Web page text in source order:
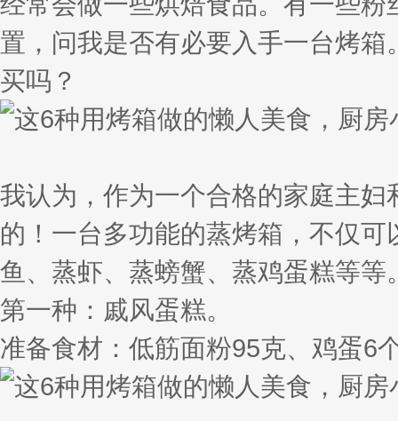
置，问我是否有必要入手一台烤
买吗？
我认为，作为一个合格的家庭主
的！一台多功能的蒸烤箱，不仅
鱼、蒸虾、蒸螃蟹、蒸鸡蛋糕等
第一种：戚风蛋糕。
准备食材：低筋面粉95克、鸡蛋6